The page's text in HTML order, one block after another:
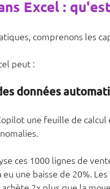
Excel :
comprenons les
peut :
données
une feuille de
ces 1000 lignes de
eu une baisse de 20%.